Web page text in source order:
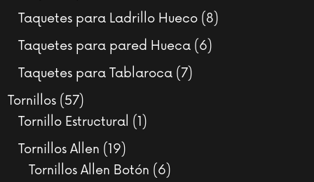
productos
Taquetes para Ladrillo Hueco 88
Taquetes para pared Hueca 66
Taquetes para Tablaroca 77
Tornillos 5757
productos
Tornillo Estructural 1 1
Tornillos Allen 1919
productos
Tornillos Allen Botón 66